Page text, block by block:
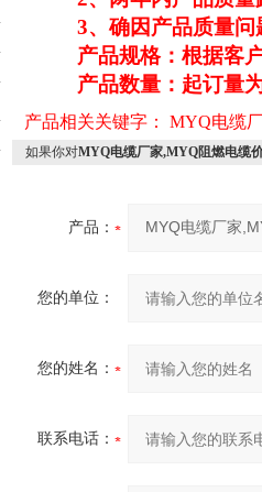
3、确因产品质量
产品规格：根据客
产品数量：起订量
产品相关关键字： MYQ电缆
如果你对MYQ电缆厂家,MYQ阻燃电缆
产品：
您的单位：
您的姓名：
联系电话：